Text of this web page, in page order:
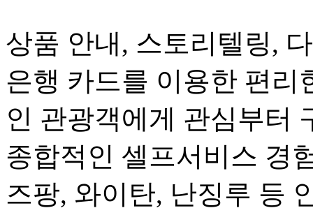
상품 안내, 스토리텔링,
은행 카드를 이용한 편리
인 관광객에게 관심부터
종합적인 셀프서비스 경
즈팡, 와이탄, 난징루 등